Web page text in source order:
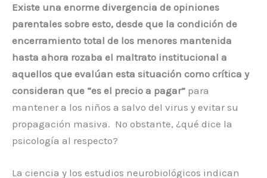
Existe una enorme divergencia de opiniones
parentales sobre esto, desde que la condición de
encerramiento total de los menores mantenida
hasta ahora rozaba el maltrato institucional a
aquellos que evalúan esta situación como crítica y
consideran que “es el precio a pagar” para
mantener a los niños a salvo del virus y evitar su
propagación masiva. No obstante, ¿qué dice la
psicología al respecto?
La ciencia y los estudios neurobiológicos indican